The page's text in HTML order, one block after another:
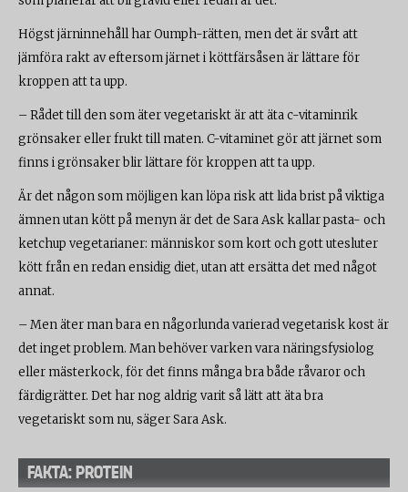
Högst järninnehåll har Oumph-rätten, men det är svårt att
jämföra rakt av eftersom järnet i köttfärsåsen är lättare för
kroppen att ta upp.
– Rådet till den som äter vegetariskt är att äta c-vitaminrik
grönsaker eller frukt till maten. C-vitaminet gör att järnet som
finns i grönsaker blir lättare för kroppen att ta upp.
Är det någon som möjligen kan löpa risk att lida brist på viktiga
ämnen utan kött på menyn är det de Sara Ask kallar pasta- och
ketchup vegetarianer: människor som kort och gott utesluter
kött från en redan ensidig diet, utan att ersätta det med något
annat.
– Men äter man bara en någorlunda varierad vegetarisk kost är
det inget problem. Man behöver varken vara näringsfysiolog
eller mästerkock, för det finns många bra både råvaror och
färdigrätter. Det har nog aldrig varit så lätt att äta bra
vegetariskt som nu, säger Sara Ask.
FAKTA: PROTEIN